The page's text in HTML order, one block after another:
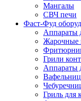
Мангалы
СВЧ печи
Фаст-Фуд
Аппараты
Жарочные
Грили
Аппараты
Гриль для